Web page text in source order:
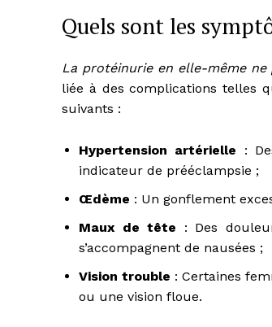
Quels sont les
La protéinurie en elle-même ne
liée à des complications telles
suivants :
Hypertension artérielle :
indicateur de prééclampsie ;
Œdème : Un gonflement
Maux de tête : Des
s’accompagnent de nausées ;
Vision trouble : Certaines
ou une vision floue.